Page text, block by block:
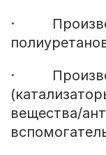
·
·
вещества/